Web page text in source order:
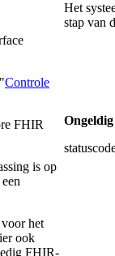
Het
stap van
Controle
FHIR
is op
het
ook
FHIR-